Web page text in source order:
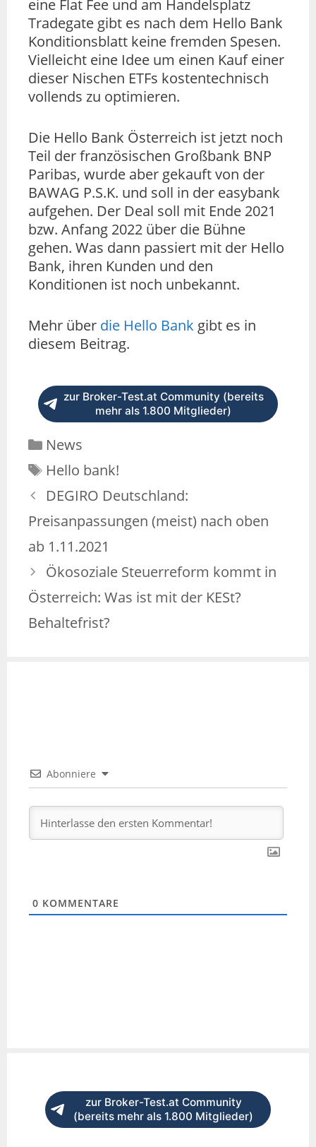
eine Flat Fee und am Handelsplatz
Tradegate gibt es nach dem Hello Bank
Konditionsblatt keine fremden Spesen.
Vielleicht eine Idee um einen Kauf einer
dieser Nischen ETFs kostentechnisch
vollends zu optimieren.
Die Hello Bank Österreich ist jetzt noch
Teil der französischen Großbank BNP
Paribas, wurde aber gekauft von der
BAWAG P.S.K. und soll in der easybank
aufgehen. Der Deal soll mit Ende 2021
bzw. Anfang 2022 über die Bühne
gehen. Was dann passiert mit der Hello
Bank, ihren Kunden und den
Konditionen ist noch unbekannt.
Mehr über die Hello Bank gibt es in
diesem Beitrag.
zur Broker-Test.at Community (bereits
mehr als 1.800 Mitglieder)
News
Hello bank!
DEGIRO Deutschland:
Preisanpassungen (meist) nach oben
ab 1.11.2021
Ökosoziale Steuerreform kommt in
Österreich: Was ist mit der KESt?
Behaltefrist?
Abonniere
0 KOMMENTARE
zur Broker-Test.at Community
(bereits mehr als 1.800 Mitglieder)